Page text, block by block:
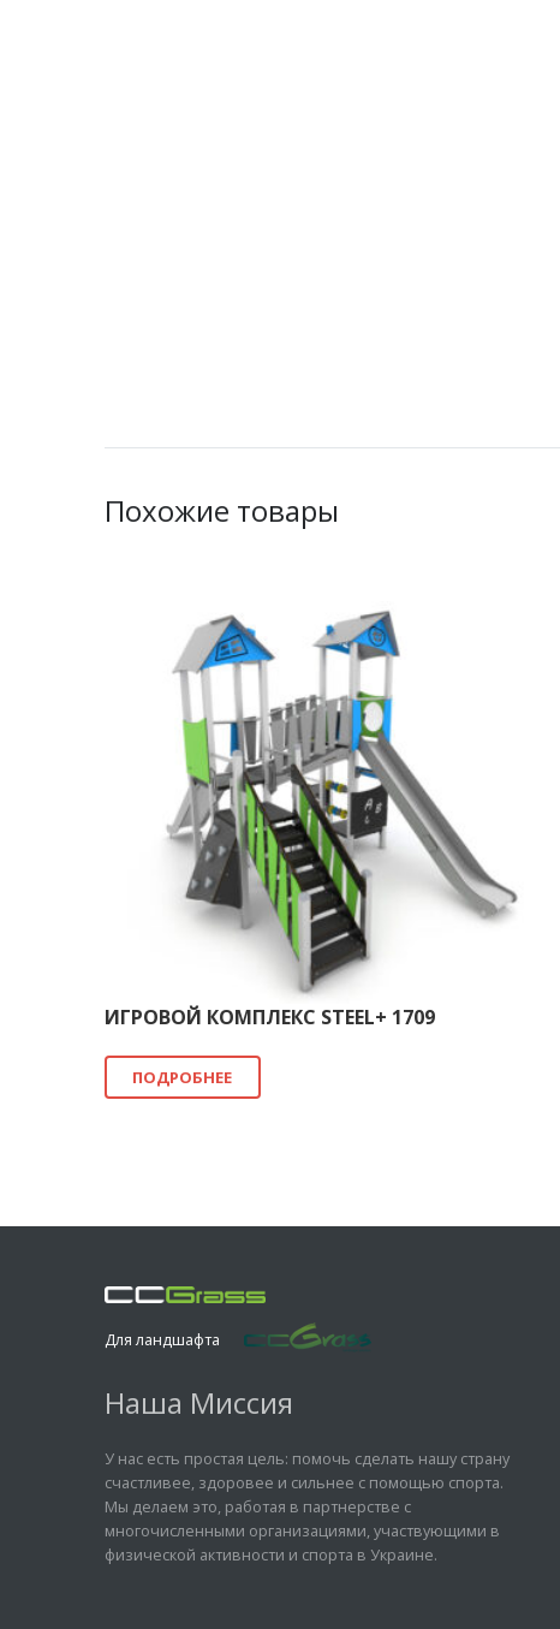
Похожие товары
ИГРОВОЙ КОМПЛЕКС STEEL+ 1709
ПОДРОБНЕЕ
Для ландшафта
Наша Миссия
У нас есть простая цель: помочь сделать нашу страну
счастливее, здоровее и сильнее с помощью спорта.
Мы делаем это, работая в партнерстве с
многочисленными организациями, участвующими в
физической активности и спорта в Украине.